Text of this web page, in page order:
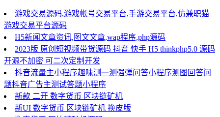
游戏交易源码,游戏帐号交易平台,手游交易平台,仿兼职猫
游戏交易平台源码
H5新闻文章资讯,图文文章,wap程序,php源码
2023版 原创短视频带货源码 抖音 快手 H5 thinkphp5.0 源码
开源不加密 可二次定制开发
抖音流量主小程序趣味测一测强弹问答小程序测图回答问
题抖音广告主测试答题小程序
新款 二开 数字货币 区块链矿机
新UI 数字货币 区块链矿机 换皮版